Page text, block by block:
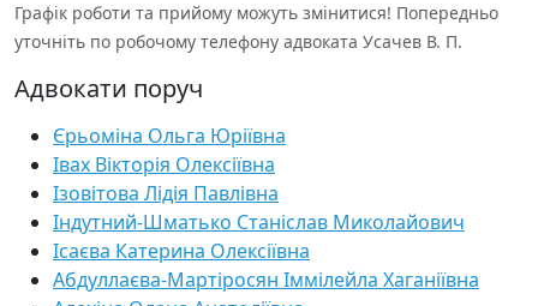
Графік роботи та прийому можуть змінитися! Попередньо
уточніть по робочому телефону адвоката Усачев В. П.
Адвокати поруч
Єрьоміна Ольга Юріївна
Івах Вікторія Олексіївна
Ізовітова Лідія Павлівна
Індутний-Шматько Станіслав Миколайович
Ісаєва Катерина Олексіївна
Абдуллаєва-Мартіросян Іммілейла Хаганіївна